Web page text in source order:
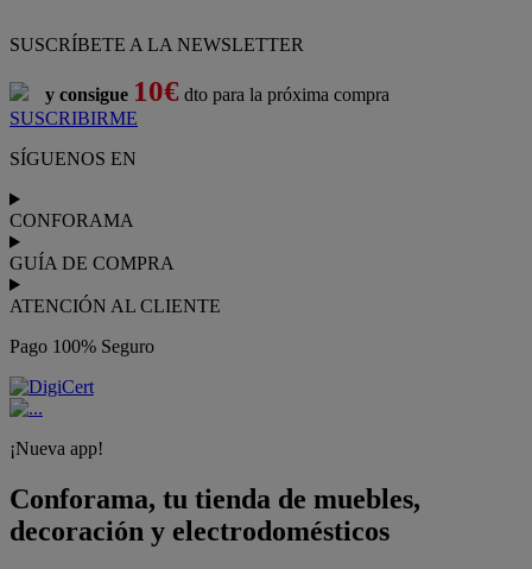
SUSCRÍBETE A LA NEWSLETTER
y consigue 10€ dto para la próxima compra
SUSCRIBIRME
SÍGUENOS EN
CONFORAMA
GUÍA DE COMPRA
ATENCIÓN AL CLIENTE
Pago 100% Seguro
¡Nueva app!
Conforama, tu tienda de muebles,
decoración y electrodomésticos